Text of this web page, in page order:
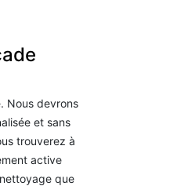
Nous devrons
et sans
trouverez à
active
que